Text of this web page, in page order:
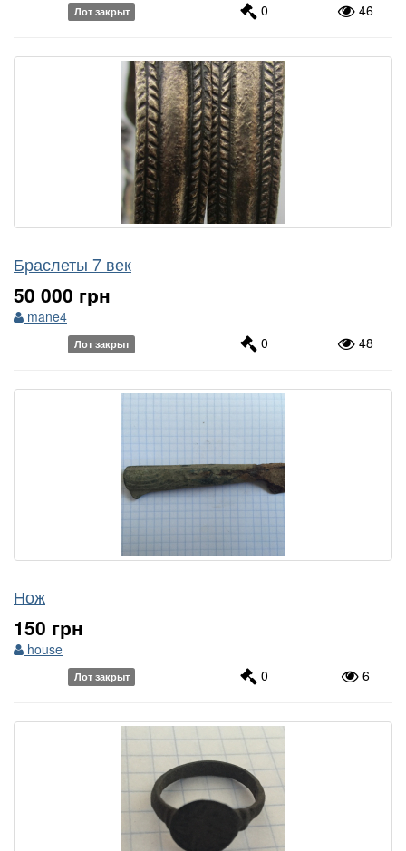
Лот закрыт 0 46
Браслеты 7 век
50 000 грн
mane4
Лот закрыт 0 48
Нож
150 грн
house
Лот закрыт 0 6